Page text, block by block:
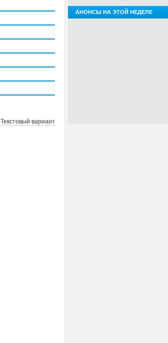
Текстовый вариант
АНОНСЫ НА ЭТОЙ НЕДЕЛЕ